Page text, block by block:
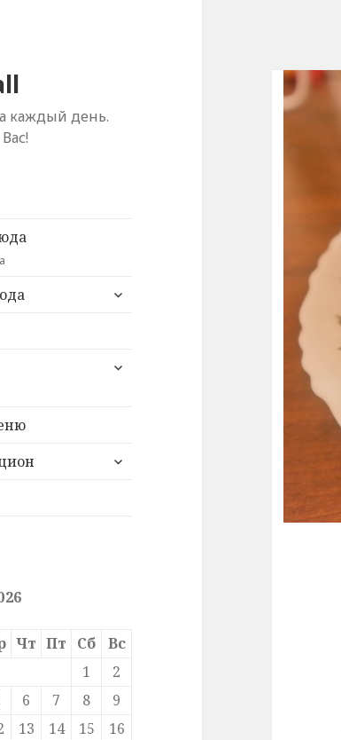
каждый день.
раскрыть
раскрыть
раскрыть
Чт Пт Сб Вс
1
2
6 7 8
9
13 14 15
16